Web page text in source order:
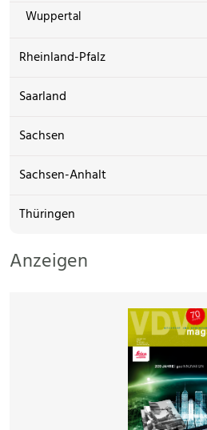
Wuppertal
Rheinland-Pfalz
Saarland
Sachsen
Sachsen-Anhalt
Thüringen
Anzeigen